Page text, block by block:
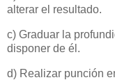
alterar el resultado.
c) Graduar la
disponer de él.
d) Realizar punción